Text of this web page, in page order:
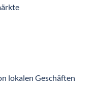
lokalen Geschäften